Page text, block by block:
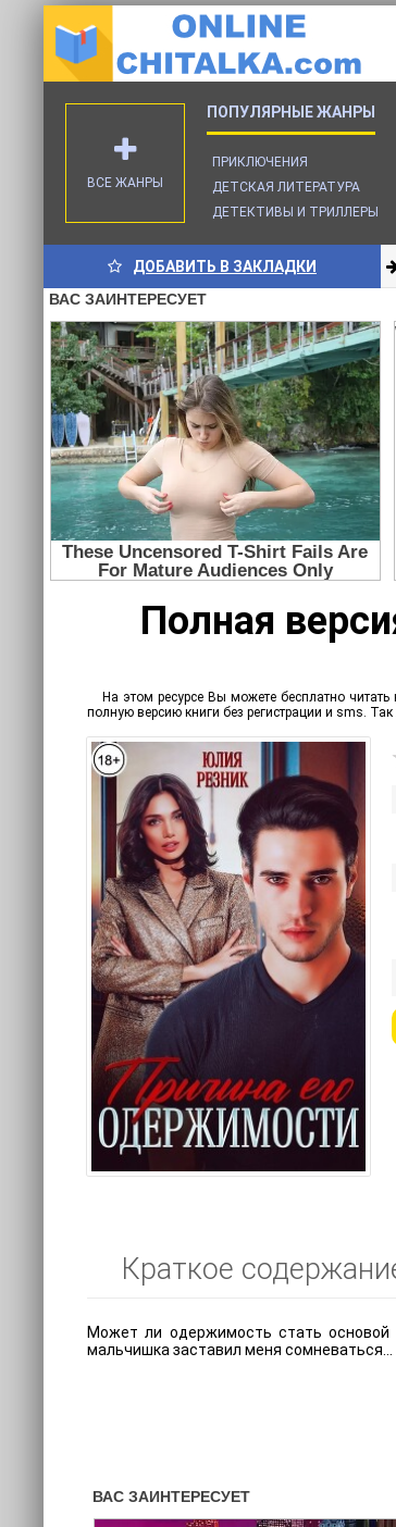
ПРИКЛЮЧЕНИЯ
ДЕТСКАЯ ЛИТЕРАТУРА
ДЕТЕКТИВЫ И ТРИЛЛЕРЫ
ВСЕ ЖАНРЫ
ДОБАВИТЬ В ЗАКЛАДКИ
Полная
На этом ресурсе Вы можете бесплатно
полную версию книги без регистрации и sms.
Краткое
Может ли одержимость стать
мальчишка заставил меня сомневаться…